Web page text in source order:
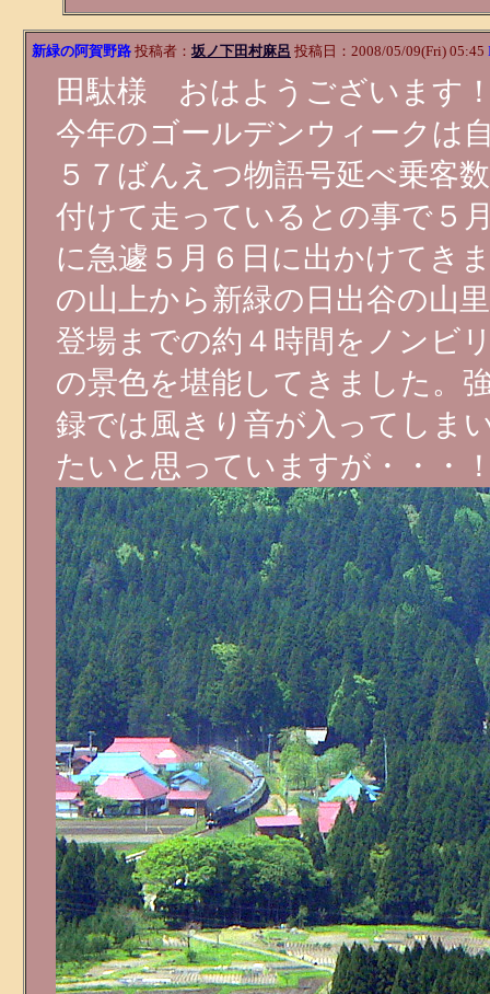
新緑の阿賀野路 投稿者： 坂ノ下田村麻呂 投稿日：2008/05/09(Fri) 05:45
田駄様 おはようございます
今年のゴールデンウィークは
５７ばんえつ物語号延べ乗客
付けて走っているとの事で５
に急遽５月６日に出かけてき
の山上から新緑の日出谷の山
登場までの約４時間をノンビ
の景色を堪能してきました。
録では風きり音が入ってしま
たいと思っていますが・・・